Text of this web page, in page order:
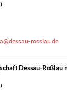
@dessau-rosslau.de
Dessau-Roßlau